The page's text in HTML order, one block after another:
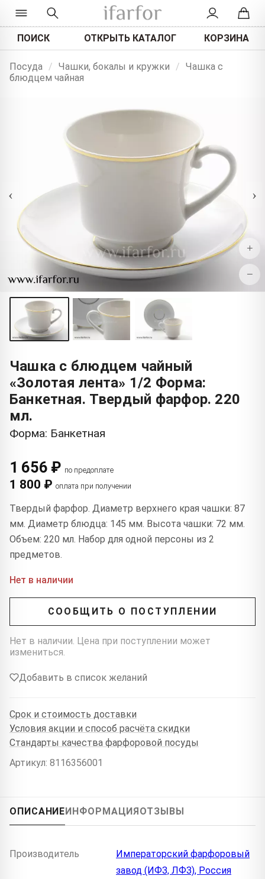
ПОИСК ОТКРЫТЬ КАТАЛОГ КОРЗИНА
Посуда / Чашки, бокалы и кружки / Чашка с
блюдцем чайная
‹ ›
+
−
Чашка с блюдцем чайный
«Золотая лента» 1/2 Форма:
Банкетная. Твердый фарфор. 220
мл.
Форма: Банкетная
1 656 ₽ по предоплате
1 800 ₽ оплата при получении
Твердый фарфор. Диаметр верхнего края чашки: 87
мм. Диаметр блюдца: 145 мм. Высота чашки: 72 мм.
Объем: 220 мл. Набор для одной персоны из 2
предметов.
Нет в наличии
СООБЩИТЬ О ПОСТУПЛЕНИИ
Нет в наличии. Цена при поступлении может
измениться.
Добавить в список желаний
Срок и стоимость доставки
Условия акции и способ расчёта скидки
Стандарты качества фарфоровой посуды
Артикул: 8116356001
ОПИСАНИЕИНФОРМАЦИЯОТЗЫВЫ
Производитель
Императорский фарфоровый
завод (ИФЗ, ЛФЗ), Россия